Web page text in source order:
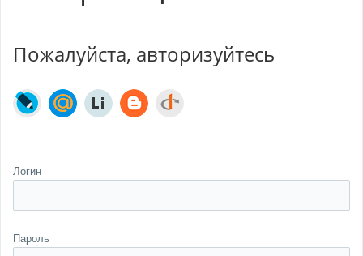
Пожалуйста, авторизуйтесь
Логин
Пароль